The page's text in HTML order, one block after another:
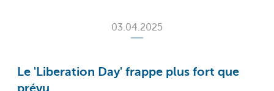
03.04.2025
Le 'Liberation Day' frappe plus fort que